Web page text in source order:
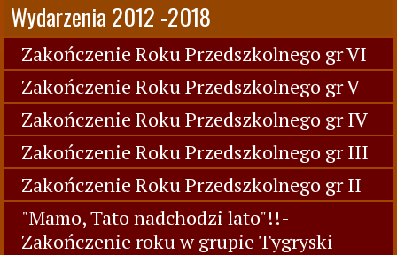
Wydarzenia 2012 -2018
Zakończenie Roku Przedszkolnego gr VI
Zakończenie Roku Przedszkolnego gr V
Zakończenie Roku Przedszkolnego gr IV
Zakończenie Roku Przedszkolnego gr III
Zakończenie Roku Przedszkolnego gr II
"Mamo, Tato nadchodzi lato"!!-
Zakończenie roku w grupie Tygryski